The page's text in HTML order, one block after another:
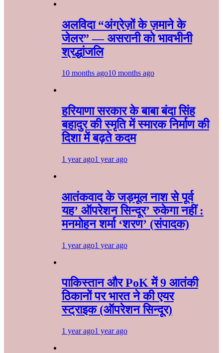
अलविदा “अंग्रेज़ों के ज़माने के
जेलर” — असरानी को भावभीनी
श्रद्धांजलि
10 months ago10 months ago
हरियाणा सरकार के बाबा बंदा सिंह
बहादुर की स्मृति में स्मारक निर्माण की
दिशा में बढ़ते कदम
1 year ago1 year ago
आतंकवाद के जड़मूल नाश से पूर्व
यह’ ऑपरेशन सिन्दूर’ रुकेगा नहीं :
मनमोहन शर्मा ‘शरण’ (संपादक)
1 year ago1 year ago
पाकिस्तान और PoK में 9 आतंकी
ठिकानों पर भारत ने की एयर
स्ट्राइक (ऑपरेशन सिन्दूर)
1 year ago1 year ago